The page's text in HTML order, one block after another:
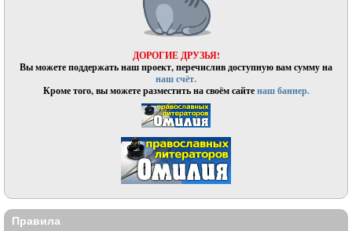
ДОРОГИЕ ДРУЗЬЯ!
Вы можете поддержать наш проект, перечислив доступную вам сумму на
наш счёт.
Кроме того, вы можете разместить на своём сайтенаш баннер.
Правила